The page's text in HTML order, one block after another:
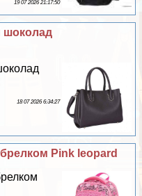
19 07 2026 21:17:50
шоколад
18 07 2026 6:34:27
Pink leopard